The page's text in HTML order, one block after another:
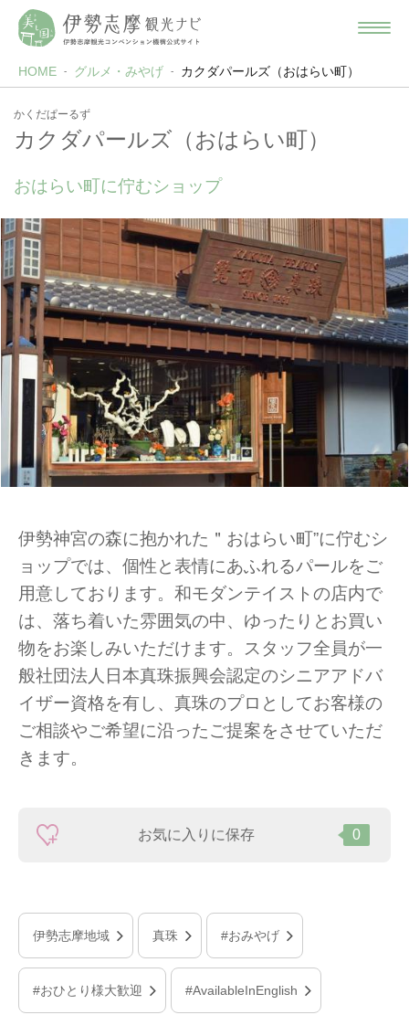
HOME グルメ・みやげ カクダパールズ（おはらい町）
かくだぱーるず
カクダパールズ（おはらい町）
おはらい町に佇むショップ
伊勢神宮の森に抱かれた＂おはらい町”に佇むシ
ョップでは、個性と表情にあふれるパールをご
用意しております。和モダンテイストの店内で
は、落ち着いた雰囲気の中、ゆったりとお買い
物をお楽しみいただけます。スタッフ全員が一
般社団法人日本真珠振興会認定のシニアアドバ
イザー資格を有し、真珠のプロとしてお客様の
ご相談やご希望に沿ったご提案をさせていただ
きます。
お気に入りに保存 0
伊勢志摩地域 真珠 #おみやげ
#おひとり様大歓迎 #AvailableInEnglish